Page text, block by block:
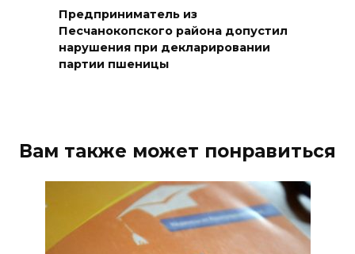
Юрий Слюсарь поздравил
жителей Ростовской области
с Днем физкультурника
эвакуированных с пляжа в
Новороссийске
08 августа 2026 10:40
Предприниматель из
Песчанокопского района допустил
нарушения при декларировании
партии пшеницы
Вам также может понравиться